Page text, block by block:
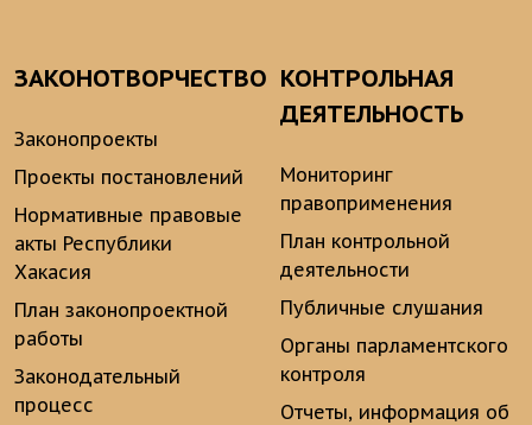
ЗАКОНОТВОРЧЕСТВО
Законопроекты
Проекты постановлений
Нормативные правовые
акты Республики
Хакасия
План законопроектной
работы
Законодательный
процесс
КОНТРОЛЬНАЯ
ДЕЯТЕЛЬНОСТЬ
Мониторинг
правоприменения
План контрольной
деятельности
Публичные слушания
Органы парламентского
контроля
Отчеты, информация об